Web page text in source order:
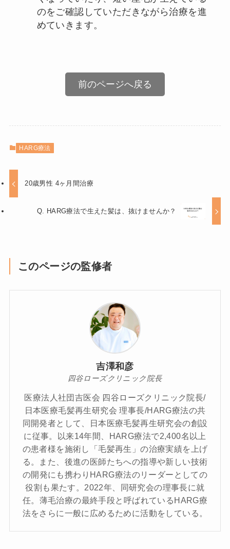
のをご確認していただきながら治療を進
めていきます。
前のページへ戻る
HARG療法
20歳男性 4ヶ月間治療
Q. HARG療法で生えた髪は、抜けませんか？
このページの監修者
吉澤和彦
四谷ローズクリニック院長
医療法人社団吉医会 四谷ローズクリニック院長/
日本医療毛髪再生研究会 理事長/HARG療法の共
同開発者として、日本医療毛髪再生研究会の創設
に従事。以来14年間、HARG療法で2,400名以上
の患者様を施術し「毛髪再生」の治療実績を上げ
る。また、後進の医師たちへの指導や新しい技術
の開発にも携わりHARG療法のリーダーとしての
役割も果たす。2022年、同研究会の理事長に就
任。薄毛治療の最終手段と呼ばれているHARG療
法をさらに一般に広めるために活動をしている。